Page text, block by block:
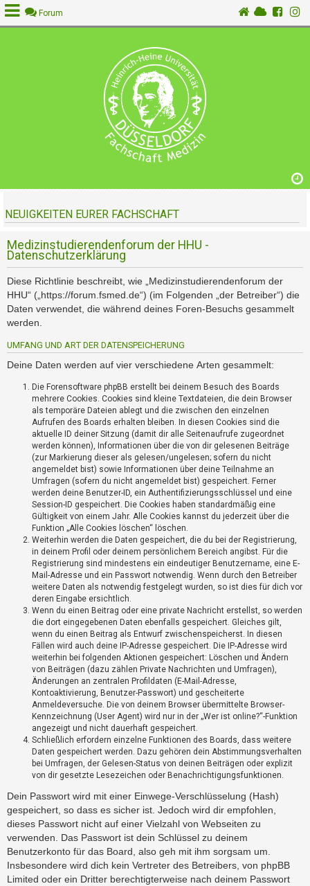
R
g
i
s
t
r
i
e
e
n
Q
Forum
NEUIGKEITEN EURER FACHSCHAFT
Medizinstudierendenforum der HHU -
Datenschutzerklärung
Diese Richtlinie beschreibt, wie „Medizinstudierendenforum der
HHU“ („https://forum.fsmed.de“) (im Folgenden „der Betreiber“) die
Daten verwendet, die während deines Foren-Besuchs gesammelt
werden.
UMFANG UND ART DER DATENSPEICHERUNG
Deine Daten werden auf vier verschiedene Arten gesammelt:
Die Forensoftware phpBB erstellt bei deinem Besuch des Boards
mehrere Cookies. Cookies sind kleine Textdateien, die dein Browser
als temporäre Dateien ablegt und die zwischen den einzelnen
Aufrufen des Boards erhalten bleiben. In diesen Cookies sind die
aktuelle ID deiner Sitzung (damit dir alle Seitenaufrufe zugeordnet
werden können), Informationen über die von dir gelesenen Beiträge
(zur Markierung dieser als gelesen/ungelesen; sofern du nicht
angemeldet bist) sowie Informationen über deine Teilnahme an
Umfragen (sofern du nicht angemeldet bist) gespeichert. Ferner
werden deine Benutzer-ID, ein Authentifizierungsschlüssel und eine
Session-ID gespeichert. Die Cookies haben standardmäßig eine
Gültigkeit von einem Jahr. Alle Cookies kannst du jederzeit über die
Funktion „Alle Cookies löschen“ löschen.
Weiterhin werden die Daten gespeichert, die du bei der Registrierung,
in deinem Profil oder deinem persönlichem Bereich angibst. Für die
Registrierung sind mindestens ein eindeutiger Benutzername, eine E-
Mail-Adresse und ein Passwort notwendig. Wenn durch den Betreiber
weitere Daten als notwendig festgelegt wurden, so ist dies für dich vor
deren Eingabe ersichtlich.
Wenn du einen Beitrag oder eine private Nachricht erstellst, so werden
die dort eingegebenen Daten ebenfalls gespeichert. Gleiches gilt,
wenn du einen Beitrag als Entwurf zwischenspeicherst. In diesen
Fällen wird auch deine IP-Adresse gespeichert. Die IP-Adresse wird
weiterhin bei folgenden Aktionen gespeichert: Löschen und Ändern
von Beiträgen (dazu zählen Private Nachrichten und Umfragen),
Änderungen an zentralen Profildaten (E-Mail-Adresse,
Kontoaktivierung, Benutzer-Passwort) und gescheiterte
Anmeldeversuche. Die von deinem Browser übermittelte Browser-
Kennzeichnung (User Agent) wird nur in der „Wer ist online?“-Funktion
angezeigt und nicht dauerhaft gespeichert.
Schließlich erfordern einzelne Funktionen des Boards, dass weitere
Daten gespeichert werden. Dazu gehören dein Abstimmungsverhalten
bei Umfragen, der Gelesen-Status von deinen Beiträgen oder explizit
von dir gesetzte Lesezeichen oder Benachrichtigungsfunktionen.
Dein Passwort wird mit einer Einwege-Verschlüsselung (Hash)
gespeichert, so dass es sicher ist. Jedoch wird dir empfohlen,
dieses Passwort nicht auf einer Vielzahl von Webseiten zu
verwenden. Das Passwort ist dein Schlüssel zu deinem
Benutzerkonto für das Board, also geh mit ihm sorgsam um.
Insbesondere wird dich kein Vertreter des Betreibers, von phpBB
Limited oder ein Dritter berechtigterweise nach deinem Passwort